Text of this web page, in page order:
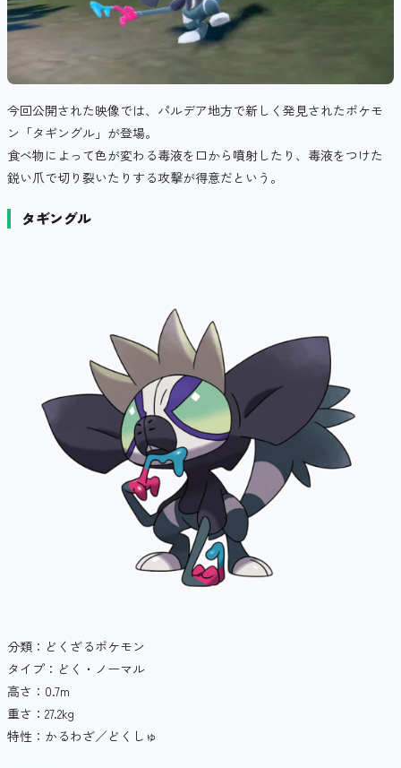
今回公開された映像では、パルデア地方で新しく発見されたポケモ
ン「タギングル」が登場。
食べ物によって色が変わる毒液を口から噴射したり、毒液をつけた
鋭い爪で切り裂いたりする攻撃が得意だという。
タギングル
分類：どくざるポケモン
タイプ：どく・ノーマル
高さ：0.7m
重さ：27.2kg
特性：かるわざ／どくしゅ